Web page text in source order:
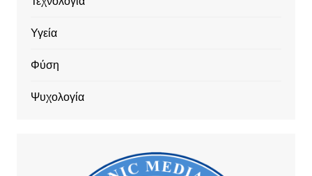
Υγεία
Φύση
Ψυχολογία